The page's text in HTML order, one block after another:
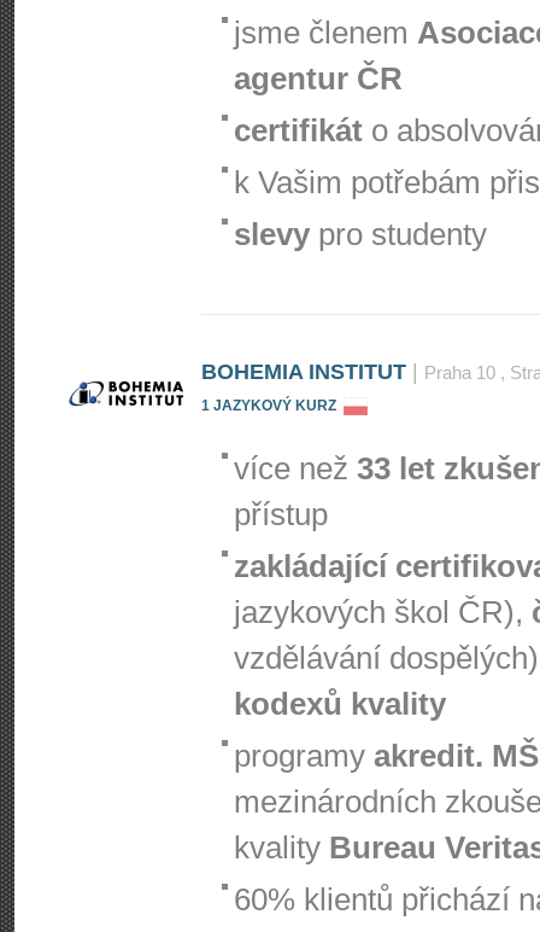
jsme členem
agentur ČR
certifikát o
k Vašim potřebám
slevy pro studenty
BOHEMIA INSTITUT Praha 10 ,
1 JAZYKOVÝ KURZ
více než 33 let
přístup
zakládající
jazykových škol ČR),
vzdělávání
kodexů kvality
programy akredit.
mezinárodních
kvality Bureau
60% klientů přichází